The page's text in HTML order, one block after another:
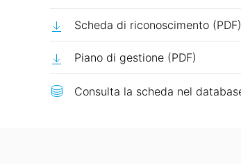
Scheda di riconoscimento (PDF)
Piano di gestione (PDF)